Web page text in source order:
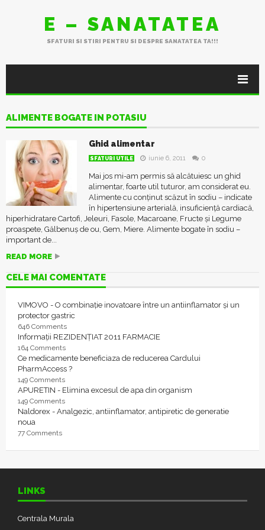
E – SANATATEA
SFATURI SI STIRI PENTRU SI DESPRE SANATATEA TA!!!
ALIMENTE BOGATE IN POTASIU
Ghid alimentar
SFATURI UTILE iunie 6, 2011 0
Mai jos mi-am permis să alcătuiesc un ghid
alimentar, foarte util tuturor, am considerat eu.
Alimente cu conținut scăzut în sodiu – indicate
în hipertensiune arterială, insuficiență cardiacă,
hiperhidratare Cartofi, Jeleuri, Fasole, Macaroane, Fructe și Legume
proaspete, Gălbenuș de ou, Gem, Miere. Alimente bogate în sodiu –
important de...
READ MORE
CELE MAI COMENTATE
VIMOVO - O combinație inovatoare între un antiinflamator și un
protector gastric
646 Comments
Informații REZIDENȚIAT 2011 FARMACIE
164 Comments
Ce medicamente beneficiaza de reducerea Cardului
PharmAccess ?
149 Comments
APURETIN - Elimina excesul de apa din organism
149 Comments
Naldorex - Analgezic, antiinflamator, antipiretic de generatie
noua
77 Comments
LINKS
Centrala Murala